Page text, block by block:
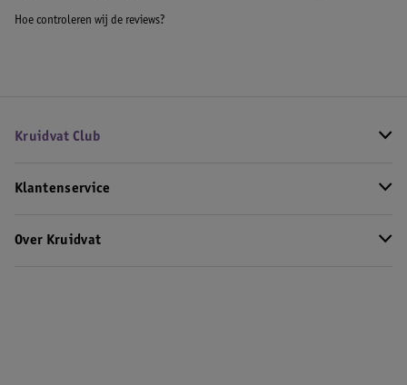
Hoe controleren wij de reviews?
Kruidvat Club
Klantenservice
Over Kruidvat